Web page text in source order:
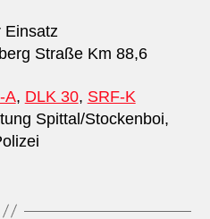
Einsatz
Straße Km 88,6
A, DLK 30, SRF-K
Spittal/Stockenboi,